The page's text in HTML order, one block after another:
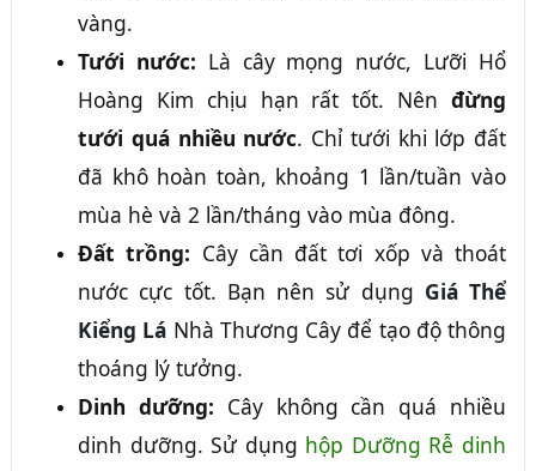
vàng.
Tưới nước: Là cây mọng nước, Lưỡi Hổ
Hoàng Kim chịu hạn rất tốt. Nên đừng
tưới quá nhiều nước. Chỉ tưới khi lớp đất
đã khô hoàn toàn, khoảng 1 lần/tuần vào
mùa hè và 2 lần/tháng vào mùa đông.
Đất trồng: Cây cần đất tơi xốp và thoát
nước cực tốt. Bạn nên sử dụng Giá Thể
Kiểng Lá Nhà Thương Cây để tạo độ thông
thoáng lý tưởng.
Dinh dưỡng: Cây không cần quá nhiều
dinh dưỡng. Sử dụng hộp Dưỡng Rễ dinh